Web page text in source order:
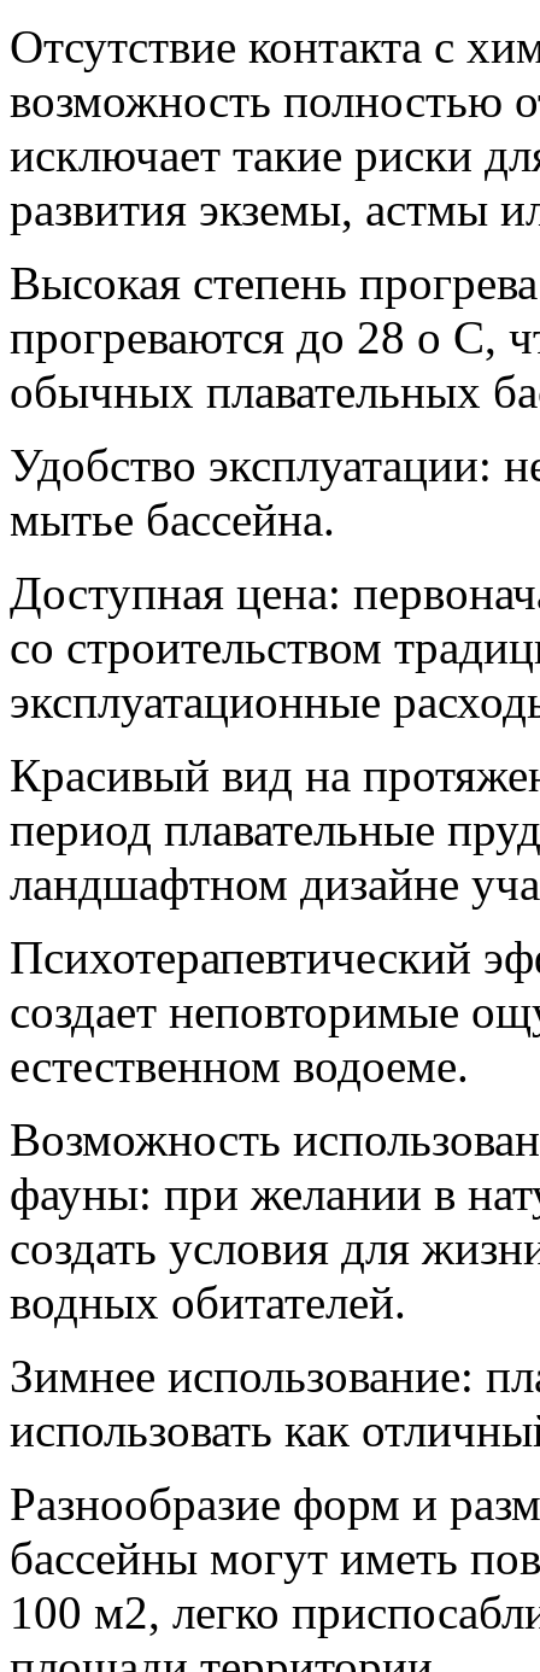
Отсутствие контакта с
возможность полностью
исключает такие риски
развития экземы, астмы
Высокая степень
прогреваются до 28 о С,
обычных плавательных
Удобство эксплуатации:
мытье бассейна.
Доступная цена:
со строительством
эксплуатационные
Красивый вид на
период плавательные
ландшафтном дизайне
Психотерапевтический
создает неповторимые
естественном водоеме.
Возможность
фауны: при желании в
создать условия для
водных обитателей.
Зимнее использование:
использовать как
Разнообразие форм и
бассейны могут иметь
100 м2, легко